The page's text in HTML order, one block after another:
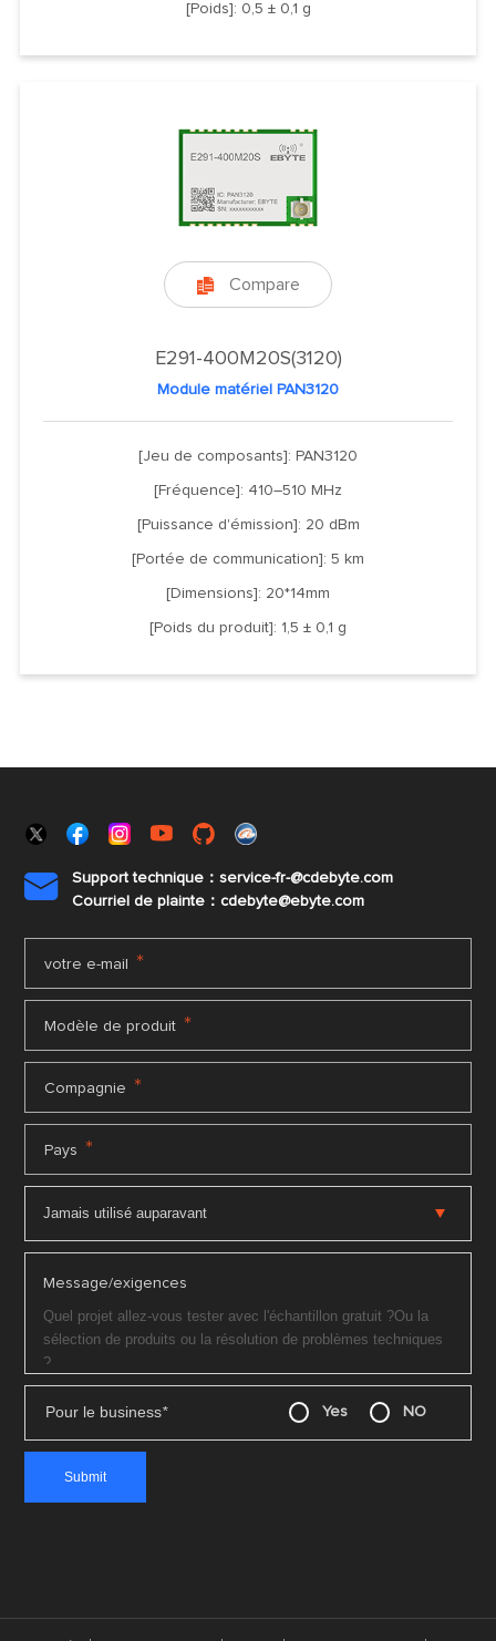
[Poids]: 0,5 ± 0,1 g
 Compare
E291-400M20S(3120)
Module matériel PAN3120
[Jeu de composants]: PAN3120
[Fréquence]: 410–510 MHz
[Puissance d'émission]: 20 dBm
[Portée de communication]: 5 km
[Dimensions]: 20*14mm
[Poids du produit]: 1,5 ± 0,1 g

Support technique：service-fr-@cdebyte.com
Courriel de plainte：cdebyte@ebyte.com
votre e-mail *
Modèle de produit *
Compagnie *
Pays *
Message/exigences
Pour le business* Yes NO